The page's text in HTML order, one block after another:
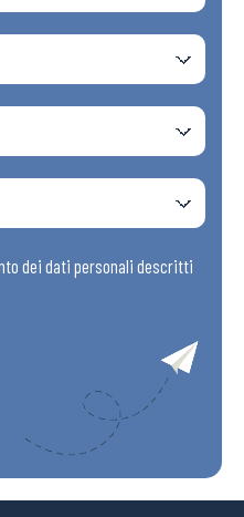
dei dati personali descritti